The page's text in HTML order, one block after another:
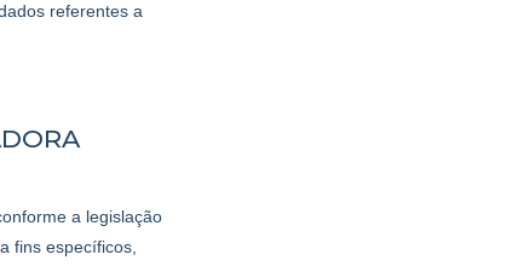
referentes a
a legislação
fins específicos,